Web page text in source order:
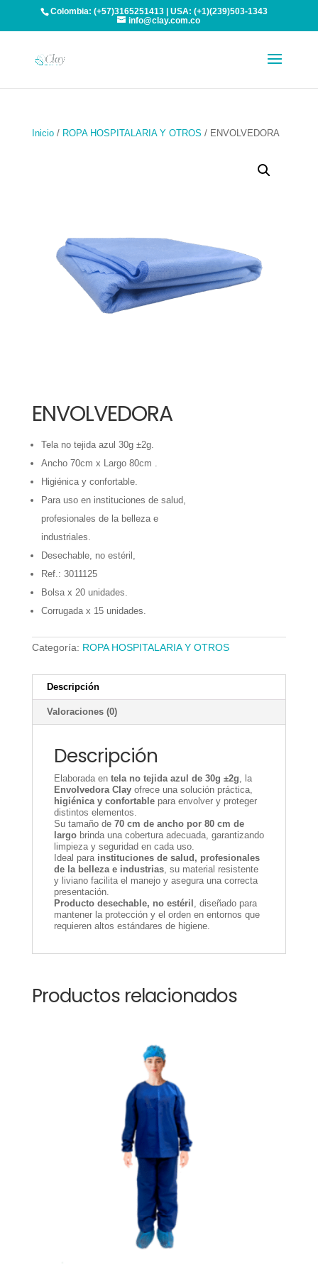
Colombia: (+57)3165251413 | USA: (+1)(239)503-1343
info@clay.com.co
Inicio/ ROPA HOSPITALARIA Y OTROS / ENVOLVEDORA
ENVOLVEDORA
Tela no tejida azul 30g ±2g.
Ancho 70cm x Largo 80cm .
Higiénica y confortable.
Para uso en instituciones de salud,
profesionales de la belleza e
industriales.
Desechable, no estéril,
Ref.: 3011125
Bolsa x 20 unidades.
Corrugada x 15 unidades.
Categoría: ROPA HOSPITALARIA Y OTROS
Descripción
Valoraciones (0)
Descripción
Elaborada en tela no tejida azul de 30g ±2g, la
Envolvedora Clayofrece una solución práctica,
higiénica y confortablepara envolver y proteger
distintos elementos.
Su tamaño de 70 cm de ancho por 80 cm de
largobrinda una cobertura adecuada, garantizando
limpieza y seguridad en cada uso.
Ideal para instituciones de salud, profesionales
de la belleza e industrias, su material resistente
y liviano facilita el manejo y asegura una correcta
presentación.
Producto desechable, no estéril , diseñado para
mantener la protección y el orden en entornos que
requieren altos estándares de higiene.
Productos relacionados